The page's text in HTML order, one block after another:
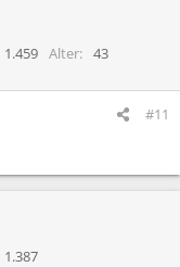
1.459 Alter
43
#11
1.387